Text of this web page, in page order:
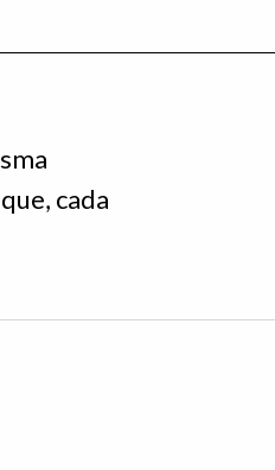
cada